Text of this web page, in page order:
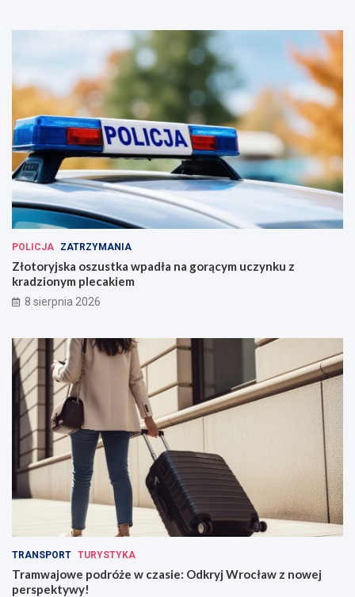
POLICJA ZATRZYMANIA
Złotoryjska oszustka wpadła na gorącym uczynku z
kradzionym plecakiem
8 sierpnia 2026
TRANSPORT TURYSTYKA
Tramwajowe podróże w czasie: Odkryj Wrocław z nowej
perspektywy!